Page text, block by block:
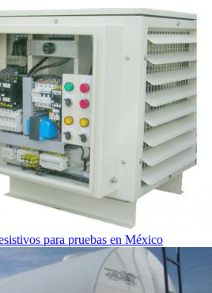
para pruebas en México